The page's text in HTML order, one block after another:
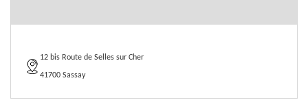
12 bis Route de Selles sur Cher
41700 Sassay